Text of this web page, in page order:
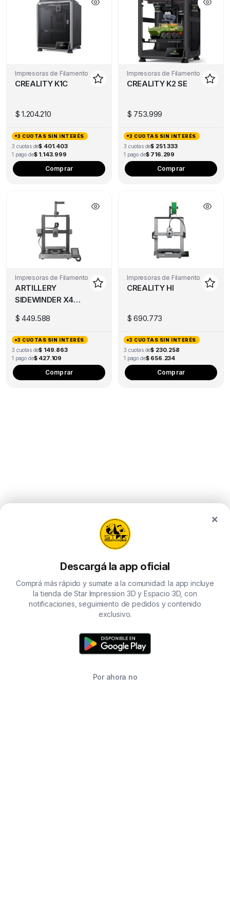
Impresoras de Filamento
CREALITY K1C
$ 1.204.210
3 CUOTAS SIN INTERÉS
3 cuotas de$ 401.403
1 pago de$ 1.143.999
Comprar
Impresoras de Filamento
CREALITY K2 SE
$ 753.999
3 CUOTAS SIN INTERÉS
3 cuotas de$ 251.333
1 pago de$ 716.299
Comprar
Impresoras de Filamento
ARTILLERY
SIDEWINDER X4
(DESCONTINUADO)
$ 449.588
3 CUOTAS SIN INTERÉS
3 cuotas de$ 149.863
1 pago de$ 427.109
Comprar
Impresoras de Filamento
CREALITY HI
$ 690.773
3 CUOTAS SIN INTERÉS
3 cuotas de$ 230.258
1 pago de$ 656.234
Comprar
×
Descargá la app oficial
Comprá más rápido y sumate a la comunidad: la app incluye
la tienda de Star Impression 3D y Espacio 3D, con
notificaciones, seguimiento de pedidos y contenido
exclusivo.
Por ahora no